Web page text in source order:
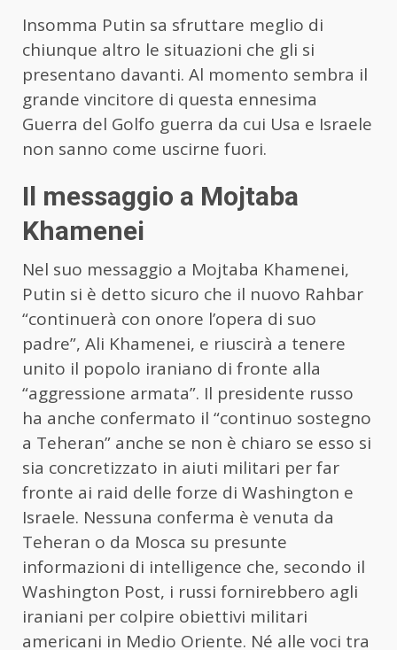
Insomma Putin sa sfruttare meglio di
chiunque altro le situazioni che gli si
presentano davanti. Al momento sembra il
grande vincitore di questa ennesima
Guerra del Golfo guerra da cui Usa e Israele
non sanno come uscirne fuori.
Il messaggio a Mojtaba
Khamenei
Nel suo messaggio a Mojtaba Khamenei,
Putin si è detto sicuro che il nuovo Rahbar
“continuerà con onore l’opera di suo
padre”, Ali Khamenei, e riuscirà a tenere
unito il popolo iraniano di fronte alla
“aggressione armata”. Il presidente russo
ha anche confermato il “continuo sostegno
a Teheran” anche se non è chiaro se esso si
sia concretizzato in aiuti militari per far
fronte ai raid delle forze di Washington e
Israele. Nessuna conferma è venuta da
Teheran o da Mosca su presunte
informazioni di intelligence che, secondo il
Washington Post, i russi fornirebbero agli
iraniani per colpire obiettivi militari
americani in Medio Oriente. Né alle voci tra